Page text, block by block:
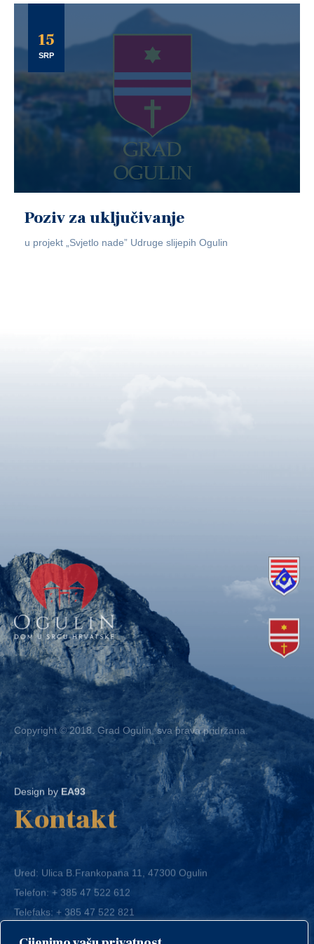
15
SRP
Poziv za uključivanje
u projekt „Svjetlo nade” Udruge slijepih Ogulin
Copyright © 2018. Grad Ogulin, sva prava pridržana.
Design byEA93
Kontakt
Ured: Ulica B.Frankopana 11, 47300 Ogulin
Telefon:+ 385 47 522 612
Telefaks:+ 385 47 522 821
E-mail:grad-ogulin@ogulin.hr